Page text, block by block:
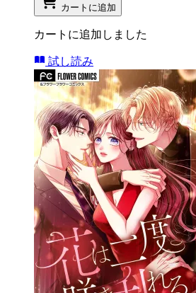
カートに追加
カートに追加しました
試し読み